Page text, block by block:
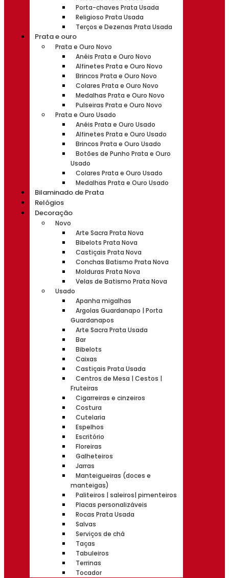
Porta-chaves Prata Usada
Religioso Prata Usada
Terços e Dezenas Prata Usada
Prata e ouro
Prata e Ouro Novo
Anéis Prata e Ouro Novo
Alfinetes Prata e Ouro Novo
Brincos Prata e Ouro Novo
Colares Prata e Ouro Novo
Medalhas Prata e Ouro Novo
Pulseiras Prata e Ouro Novo
Prata e Ouro Usado
Anéis Prata e Ouro Usado
Alfinetes Prata e Ouro Usado
Brincos Prata e Ouro Usado
Botões de Punho Prata e Ouro
Usado
Colares Prata e Ouro Usado
Medalhas Prata e Ouro Usado
Bilaminado de Prata
Relógios
Decoração
Novo
Arte Sacra Prata Nova
Bibelots Prata Nova
Castiçais Prata Nova
Conchas Batismo Prata Nova
Molduras Prata Nova
Velas de Batismo Prata Nova
Usado
Apanha migalhas
Argolas Guardanapo | Porta
Guardanapos
Arte Sacra Prata Usada
Bar
Bibelots
Caixas
Castiçais Prata Usada
Centros de Mesa | Cestos |
Fruteiras
Cigarreiras e cinzeiros
Costura
Cutelaria
Espelhos
Escritório
Floreiras
Galheteiros
Jarras
Manteigueiras (doces e
manteigas)
Paliteiros | saleiros| pimenteiros
Placas personalizáveis
Rocas Prata Usada
Salvas
Serviços de chá
Taças
Tabuleiros
Terrinas
Tocador